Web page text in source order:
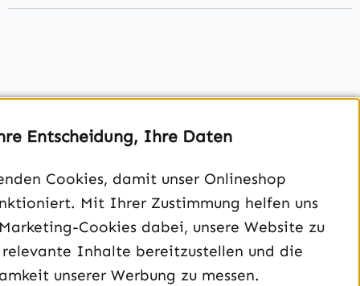
040 – 182 295 901
Mo-Fr, 08:00 - 16:00 Uhr
Entscheidung, Ihre Daten
Cookies, damit unser Onlineshop
Mit Ihrer Zustimmung helfen uns
Cookies dabei, unsere Website zu
relevante Inhalte bereitzustellen und die
unserer Werbung zu messen.